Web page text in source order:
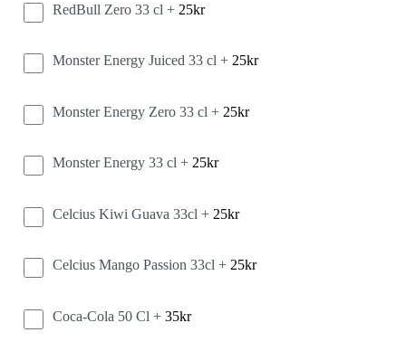
RedBull Zero 33 cl + 25kr
Monster Energy Juiced 33 cl + 25kr
Monster Energy Zero 33 cl + 25kr
Monster Energy 33 cl + 25kr
Celcius Kiwi Guava 33cl + 25kr
Celcius Mango Passion 33cl + 25kr
Coca-Cola 50 Cl + 35kr